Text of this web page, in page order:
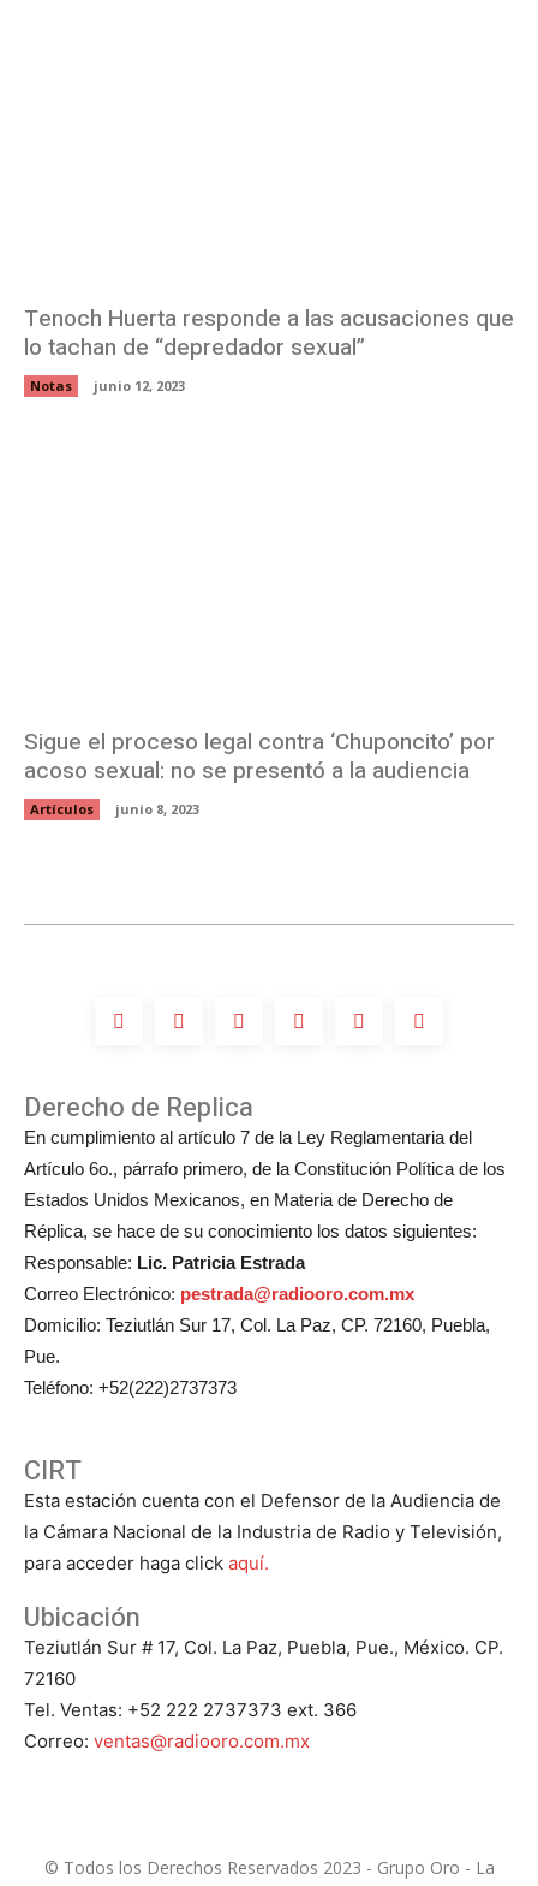
Tenoch Huerta responde a las acusaciones que
lo tachan de “depredador sexual”
Notas junio 12, 2023
Sigue el proceso legal contra ‘Chuponcito’ por
acoso sexual: no se presentó a la audiencia
Artículos junio 8, 2023
Derecho de Replica
En cumplimiento al artículo 7 de la Ley Reglamentaria del
Artículo 6o., párrafo primero, de la Constitución Política de los
Estados Unidos Mexicanos, en Materia de Derecho de
Réplica, se hace de su conocimiento los datos siguientes:
Responsable: Lic. Patricia Estrada
Correo Electrónico: pestrada@radiooro.com.mx
Domicilio: Teziutlán Sur 17, Col. La Paz, CP. 72160, Puebla,
Pue.
Teléfono: +52(222)2737373
CIRT
Esta estación cuenta con el Defensor de la Audiencia de
la Cámara Nacional de la Industria de Radio y Televisión,
para acceder haga click aquí.
Ubicación
Teziutlán Sur # 17, Col. La Paz, Puebla, Pue., México. CP.
72160
Tel. Ventas: +52 222 2737373 ext. 366
Correo: ventas@radiooro.com.mx
© Todos los Derechos Reservados 2023 - Grupo Oro - La